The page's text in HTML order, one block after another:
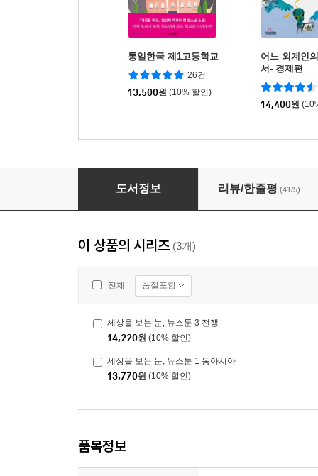
통일한국 제1고등학교
26건
13,500원 (10% 할인)
어느 외계인
서- 경제편
14,400원
세상을 보는 눈, 뉴스툰 1 동아시아
도서정보 리뷰/한줄평 (41/5)
이 상품의 시리즈 (3개)
전체 품절포함
세상을 보는 눈, 뉴스툰 3 전쟁
14,220원 (10% 할인)
세상을 보는 눈, 뉴스툰 1 동아시아
13,770원 (10% 할인)
품목정보